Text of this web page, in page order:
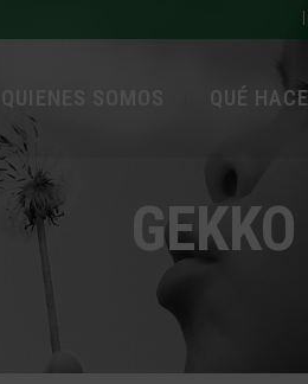
QUIENES SOMOS QUÉ